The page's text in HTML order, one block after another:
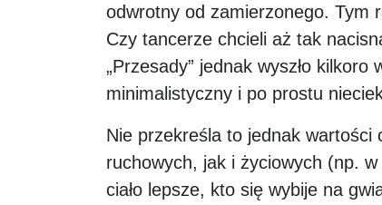
odwrotny od zamierzonego. Tym
Czy tancerze chcieli aż tak
„Przesady” jednak wyszło
minimalistyczny i po prostu
Nie przekreśla to jednak wartości
ruchowych, jak i życiowych (np.
ciało lepsze, kto się wybije na